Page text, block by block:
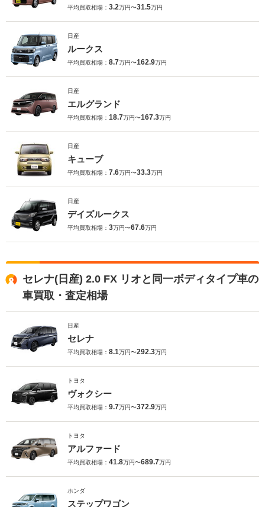
平均買取相場： 3.2万円〜31.5万円
日産
ルークス
平均買取相場： 8.7万円〜162.9万円
日産
エルグランド
平均買取相場： 18.7万円〜167.3万円
日産
キューブ
平均買取相場： 7.6万円〜33.3万円
日産
デイズルークス
平均買取相場： 3万円〜67.6万円
セレナ(日産) 2.0 FX リオと同一ボディタイプ車の
車買取・査定相場
日産
セレナ
平均買取相場： 8.1万円〜292.3万円
トヨタ
ヴォクシー
平均買取相場： 9.7万円〜372.9万円
トヨタ
アルファード
平均買取相場： 41.8万円〜689.7万円
ホンダ
ステップワゴン